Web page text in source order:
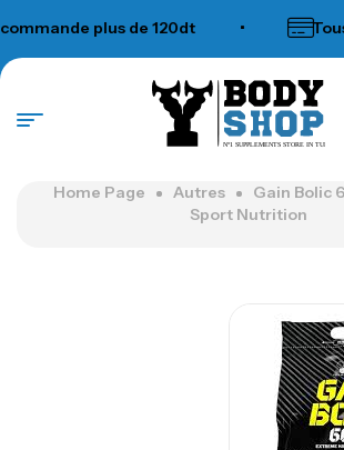
plus de 120dt Tous
N°1 SUPPLEMENTS STORE IN TUNISIA
Home Page Autres
Gain Bolic
Sport Nutrition